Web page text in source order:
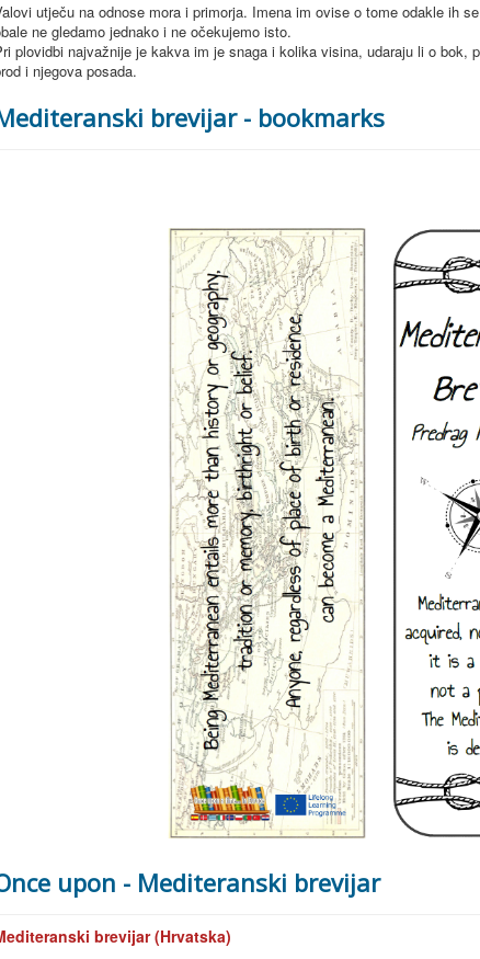
utječu na odnose mora i primorja. Imena im ovise o tome odakle ih
ne gledamo jednako i ne očekujemo isto.
plovidbi najvažnije je kakva im je snaga i kolika visina, udaraju li o bok,
i njegova posada.
brevijar - bookmarks
upon - Mediteranski brevijar
brevijar (Hrvatska)